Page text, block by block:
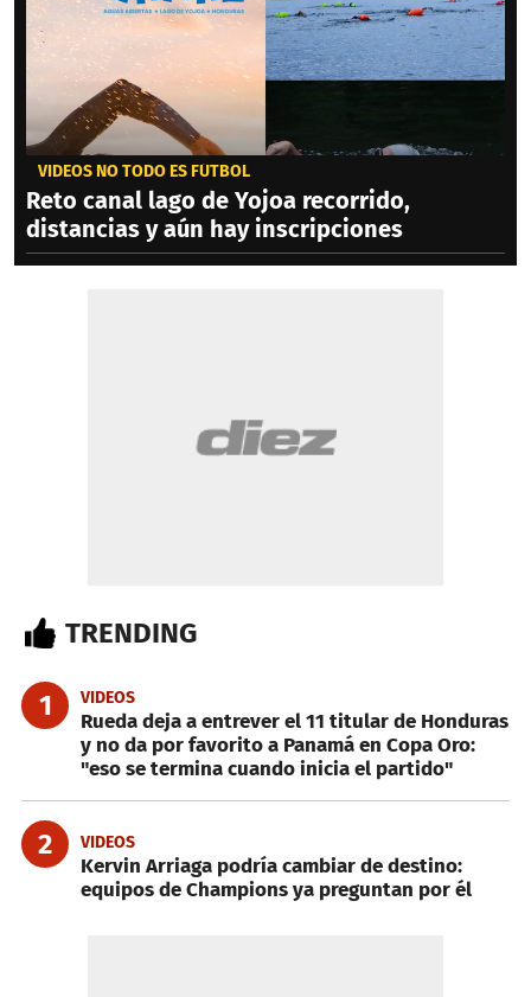
VIDEOS NO TODO ES FÚTBOL
Reto canal lago de Yojoa recorrido,
distancias y aún hay inscripciones
TRENDING
1 VIDEOS
Rueda deja a entrever el 11 titular de Honduras
y no da por favorito a Panamá en Copa Oro:
"eso se termina cuando inicia el partido"
2 VIDEOS
Kervin Arriaga podría cambiar de destino:
equipos de Champions ya preguntan por él